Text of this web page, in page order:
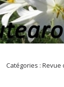
Catégories :Revue